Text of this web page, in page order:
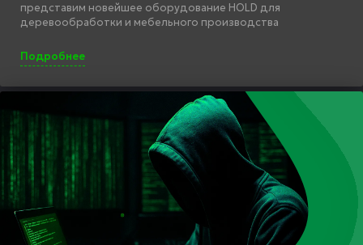
представим новейшее оборудование HOLD для
деревообработки и мебельного производства
Подробнее